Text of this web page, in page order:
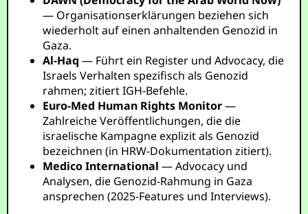
— Organisationserklärungen beziehen sich
wiederholt auf einen anhaltenden Genozid in
Gaza.
Al-Haq — Führt ein Register und Advocacy, die
Israels Verhalten spezifisch als Genozid
rahmen; zitiert IGH-Befehle.
Euro-Med Human Rights Monitor—
Zahlreiche Veröffentlichungen, die die
israelische Kampagne explizit als Genozid
bezeichnen (in HRW-Dokumentation zitiert).
Medico International — Advocacy und
Analysen, die Genozid-Rahmung in Gaza
ansprechen (2025-Features und Interviews).